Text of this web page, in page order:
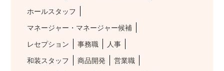
ホールスタッフ
マネージャー・マネージャー候補
レセプション
事務職
人事
和装スタッフ
商品開発
営業職